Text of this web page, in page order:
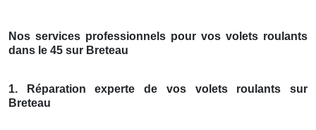
Nos services professionnels pour vos volets roulants
dans le 45 sur Breteau
1. Réparation experte de vos volets roulants sur
Breteau